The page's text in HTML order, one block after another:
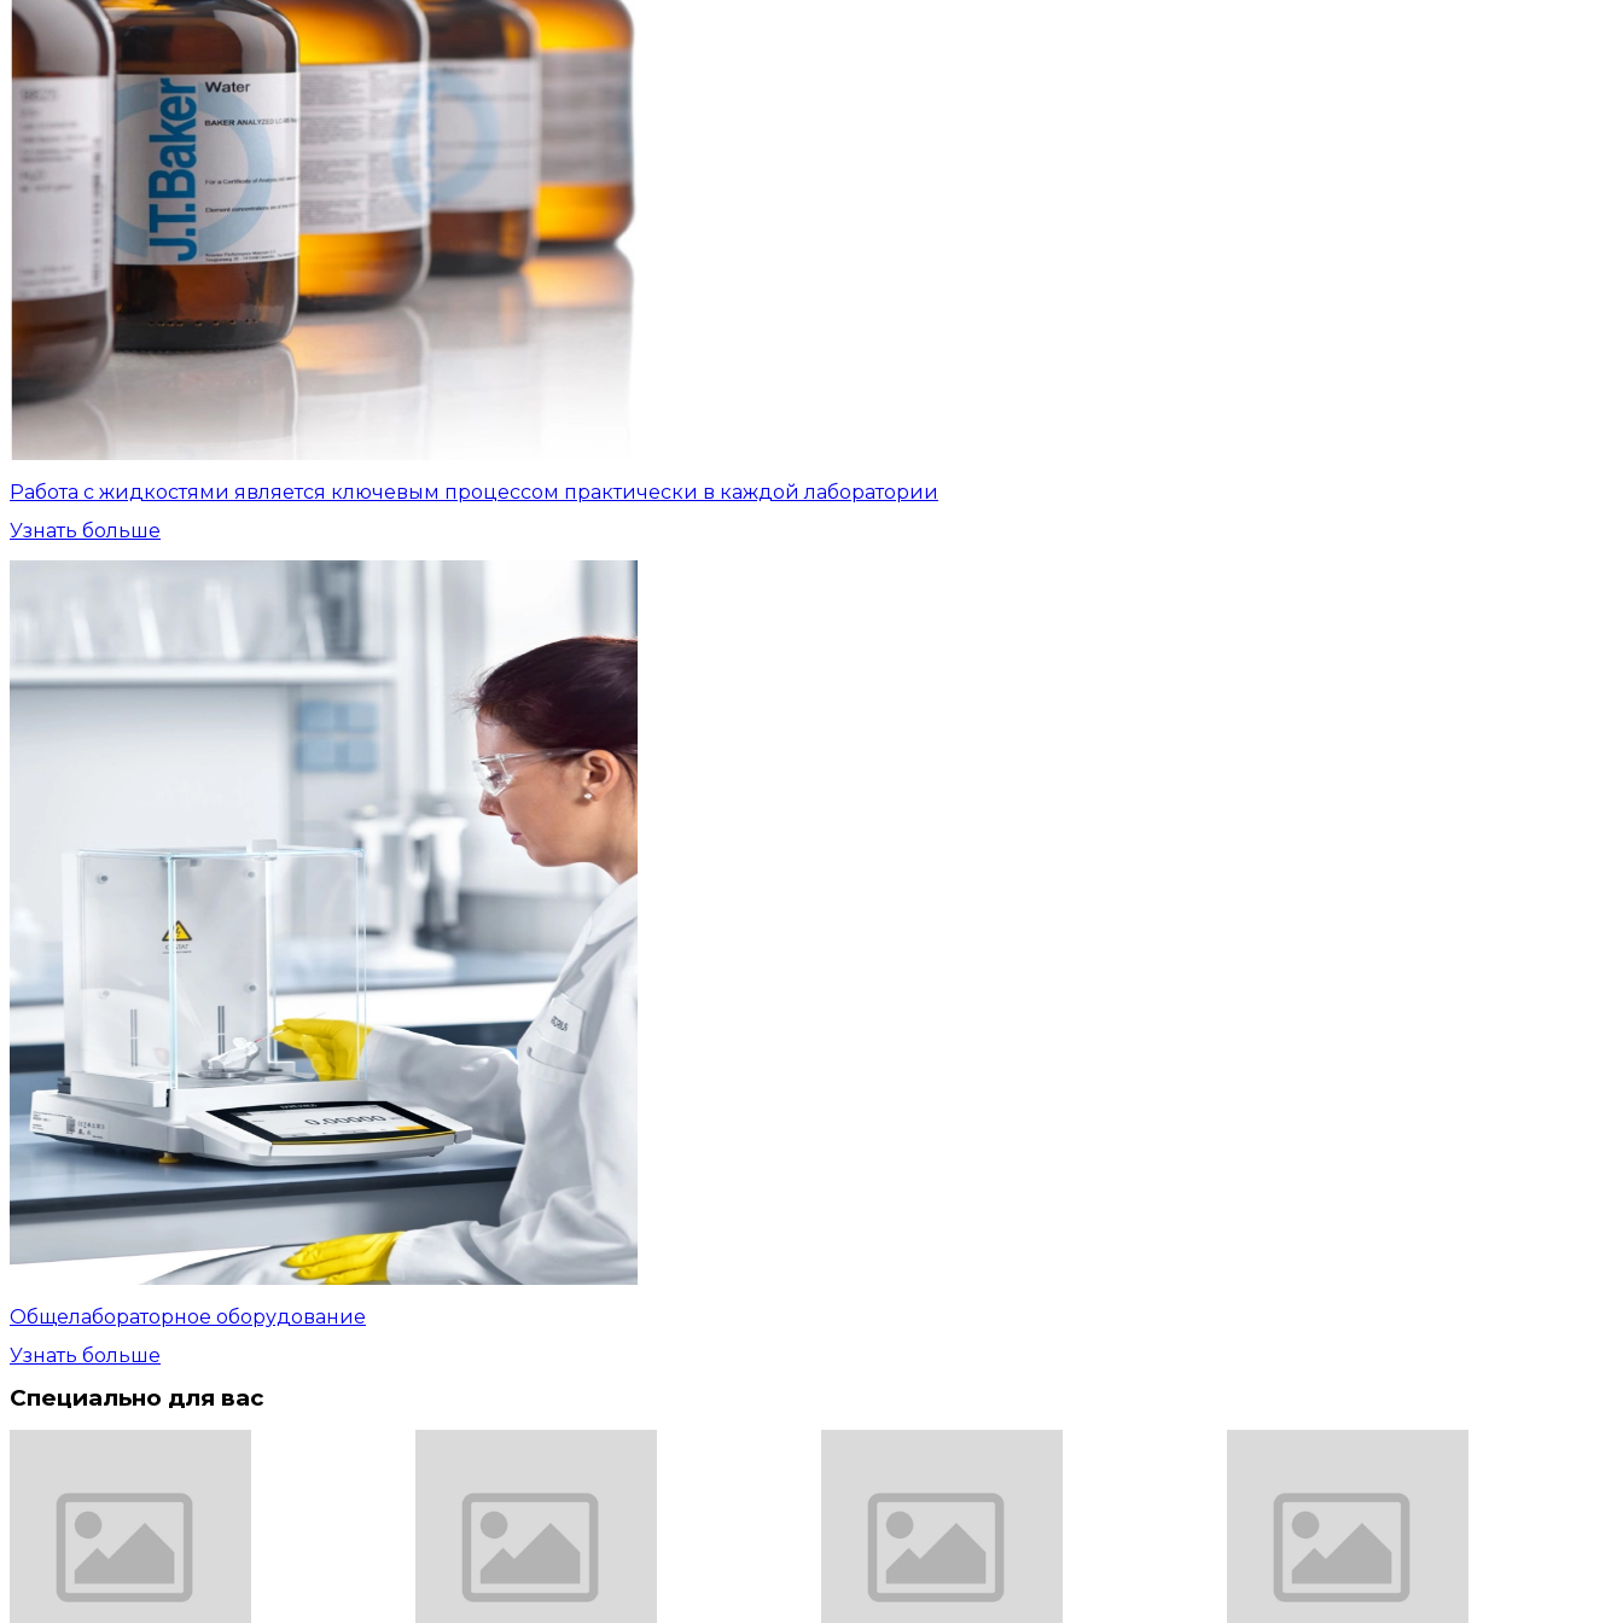
Работа с жидкостями является ключевым процессом практически в каждой лаборатории
Узнать больше
Общелабораторное оборудование
Узнать больше
Специально для вас